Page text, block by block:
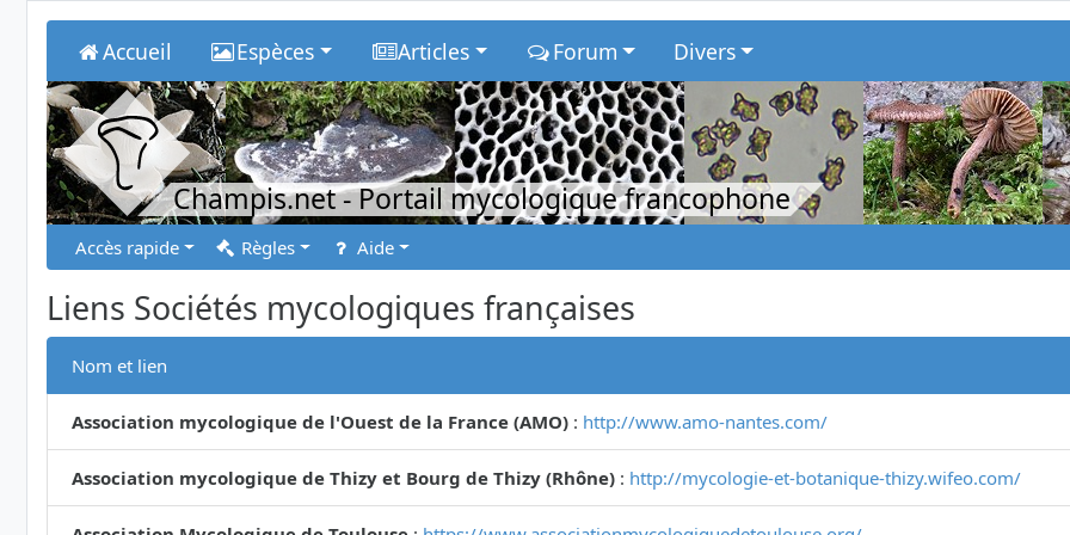
Accueil Espèces Articles Forum Divers
Champis.net- Portail mycologique francophone
Accès rapide Règles Aide
Liens Sociétés mycologiques françaises
Nom et lien
Association mycologique de l'Ouest de la France (AMO) : http://www.amo-nantes.com/
Association mycologique de Thizy et Bourg de Thizy (Rhône) : http://mycologie-et-botanique-thizy.wifeo.com/